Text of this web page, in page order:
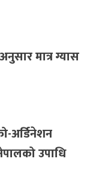
मात्र ग्यास
अर्डिनेशन
उपाधि